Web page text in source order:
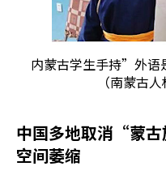
内蒙古学生手持”外
（南蒙古
中国多地取消“蒙
空间萎缩